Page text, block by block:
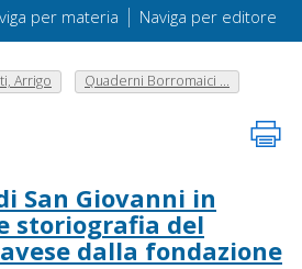
per materia | Naviga per editore
Arrigo Quaderni Borromaici ...
San Giovanni in
storiografia del
dalla fondazione